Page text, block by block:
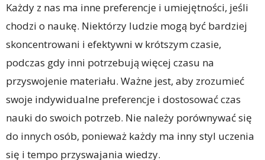
Każdy z nas ma inne preferencje i umiejętności, jeśli
chodzi o naukę. Niektórzy ludzie mogą być bardziej
skoncentrowani i efektywni w krótszym czasie,
podczas gdy inni potrzebują więcej czasu na
przyswojenie materiału. Ważne jest, aby zrozumieć
swoje indywidualne preferencje i dostosować czas
nauki do swoich potrzeb. Nie należy porównywać się
do innych osób, ponieważ każdy ma inny styl uczenia
się i tempo przyswajania wiedzy.